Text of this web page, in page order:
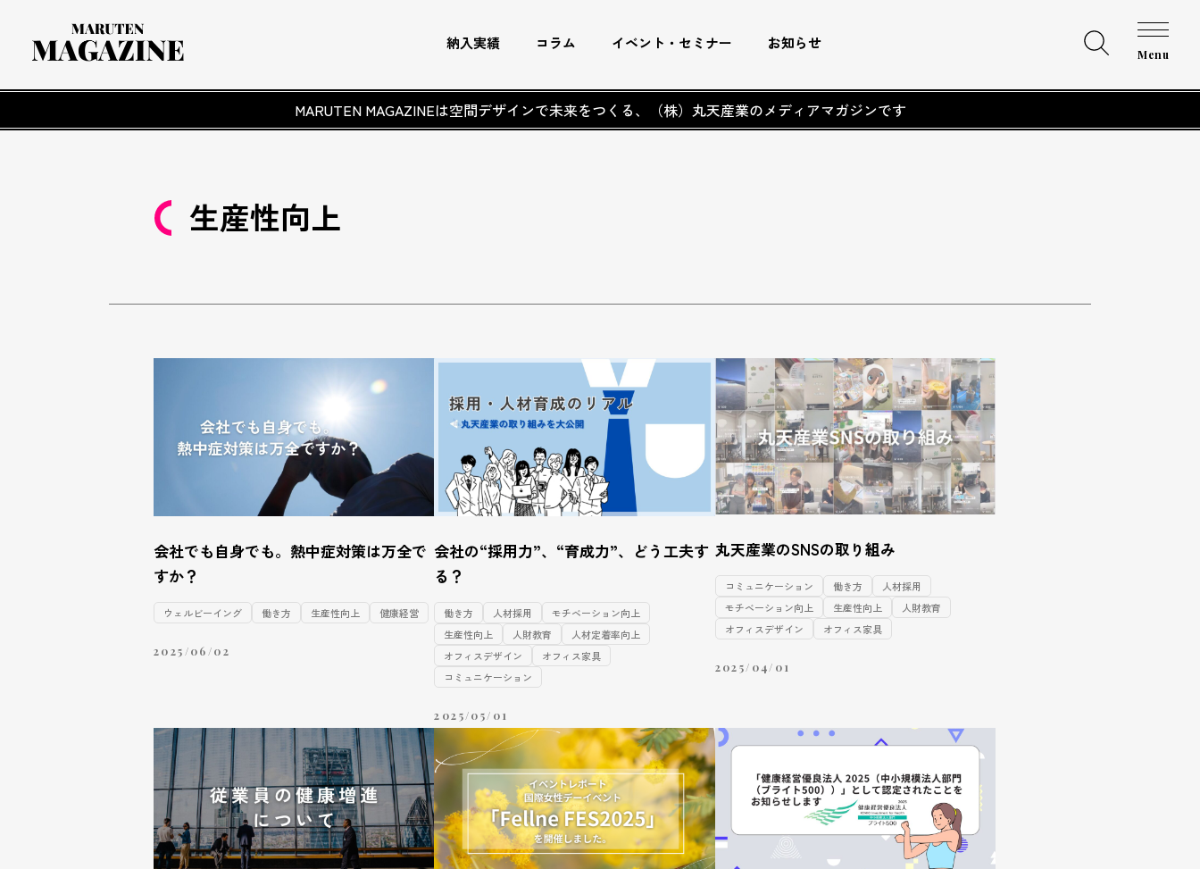
納入実績 コラム イベント・セミナー お知らせ
Menu
MARUTEN MAGAZINEは空間デザインで未来をつくる、 （株）丸天産業のメディアマガジンです
生産性向上
会社でも自身でも。熱中症対策は万全で
すか？
ウェルビーイング 働き方 生産性向上 健康経営
2025/06/02
会社の“採用力”、“育成力”、どう工夫す
る？
働き方 人材採用
モチベーション向上
生産性向上
人財教育
人材定着率向上
オフィスデザイン
オフィス家具
コミュニケーション
2025/05/01
丸天産業のSNSの取り組み
コミュニケーション 働き方
人材採用
モチベーション向上
生産性向上
人財教育
オフィスデザイン
オフィス家具
2025/04/01